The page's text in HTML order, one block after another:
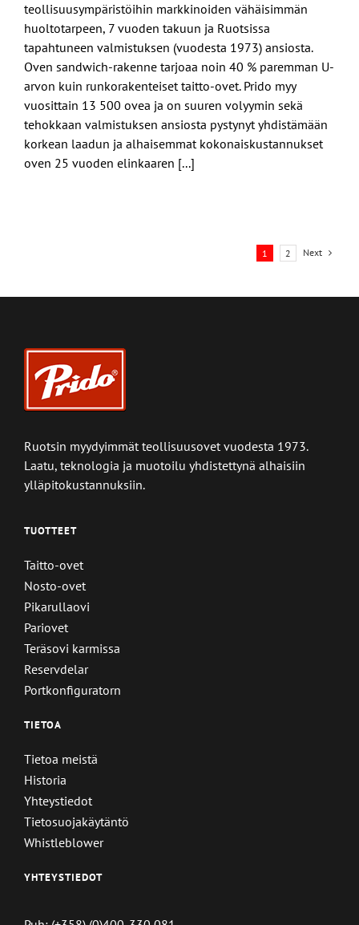
teollisuusympäristöihin markkinoiden vähäisimmän
huoltotarpeen, 7 vuoden takuun ja Ruotsissa
tapahtuneen valmistuksen (vuodesta 1973) ansiosta.
Oven sandwich-rakenne tarjoaa noin 40 % paremman U-
arvon kuin runkorakenteiset taitto-ovet. Prido myy
vuosittain 13 500 ovea ja on suuren volyymin sekä
tehokkaan valmistuksen ansiosta pystynyt yhdistämään
korkean laadun ja alhaisemmat kokonaiskustannukset
oven 25 vuoden elinkaaren [...]
1 2 Next
Ruotsin myydyimmät teollisuusovet vuodesta 1973.
Laatu, teknologia ja muotoilu yhdistettynä alhaisiin
ylläpitokustannuksiin.
TUOTTEET
Taitto-ovet
Nosto-ovet
Pikarullaovi
Pariovet
Teräsovi karmissa
Reservdelar
Portkonfiguratorn
TIETOA
Tietoa meistä
Historia
Yhteystiedot
Tietosuojakäytäntö
Whistleblower
YHTEYSTIEDOT